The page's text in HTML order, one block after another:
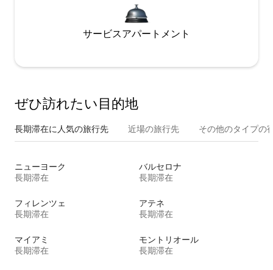
サービスアパートメント
ぜひ訪⁠れ⁠た⁠い目⁠的⁠地
長期滞在に人気の旅行先 近場の旅行先 その他のタ⁠イ⁠プ⁠の
ニューヨーク
長期滞在
バルセロナ
長期滞在
フィレンツェ
長期滞在
アテネ
長期滞在
マイアミ
長期滞在
モントリオール
長期滞在